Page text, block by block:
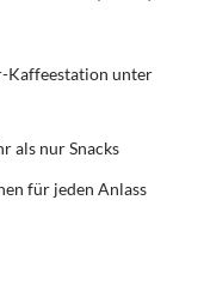
Kaffeestation unter
als nur Snacks
für jeden Anlass